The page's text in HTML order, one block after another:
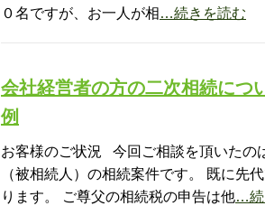
０名ですが、お一人が相…続きを読む
会社経営者の方の二次相続につ
例
お客様のご状況 今回ご相談を頂いたの
（被相続人）の相続案件です。 既に先
ります。 ご尊父の相続税の申告は他…続